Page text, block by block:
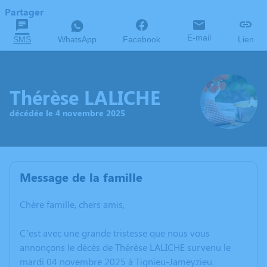
Partager
SMS WhatsApp Facebook E-mail Lien
Thérèse LALICHE
décédée le 4 novembre 2025
Message de la famille
Chère famille, chers amis,
C’est avec une grande tristesse que nous vous
annonçons le décès de Thérèse LALICHE survenu le
mardi 04 novembre 2025 à Tignieu-Jameyzieu.